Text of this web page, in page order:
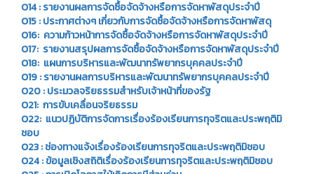
O14 : รายงานผลการจัดซื้อจัดจ้างหรือการจัดหาพัสดุประจำปี
O15 : ประกาศต่างๆ เกี่ยวกับการจัดซื้อจัดจ้างหรือการจัดหาพัสดุ
O16: ความก้าวหน้าการจัดซื้อจัดจ้างหรือการจัดหาพัสดุประจำปี
O17: รายงานสรุปผลการจัดซื้อจัดจ้างหรือการจัดหาพัสดุประจำปี
O18: แผนการบริหารและพัฒนาทรัพยากรบุคคลประจำปี
O19 : รายงานผลการบริหารและพัฒนาทรัพยากรบุคคลประจำปี
O20 : ประมวลจริยธรรมสำหรับเจ้าหน้าที่ของรัฐ
O21: การขับเคลื่อนจริยธรรม
O22: แนวปฏิบัติการจัดการเรื่องร้องเรียนการทุจริตและประพฤติมิ
ชอบ
O23 : ช่องทางแจ้งเรื่องร้องเรียนการทุจริตและประพฤติมิชอบ
O24 : ข้อมูลเชิงสถิติเรื่องร้องเรียนการทุจริตและประพฤติมิชอบ